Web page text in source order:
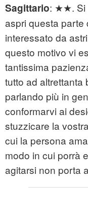
Sagittario: ★★. Si
aspri questa parte
interessato da
questo motivo vi
tantissima
tutto ad altrettanta
parlando più in
conformarvi ai
stuzzicare la
cui la persona
modo in cui porrà
agitarsi non porta